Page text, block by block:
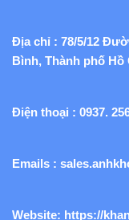
Địa chỉ : 78/5/12
Bình, Thành phố Hồ
Điện thoại : 0937.
Emails :
Website: https://